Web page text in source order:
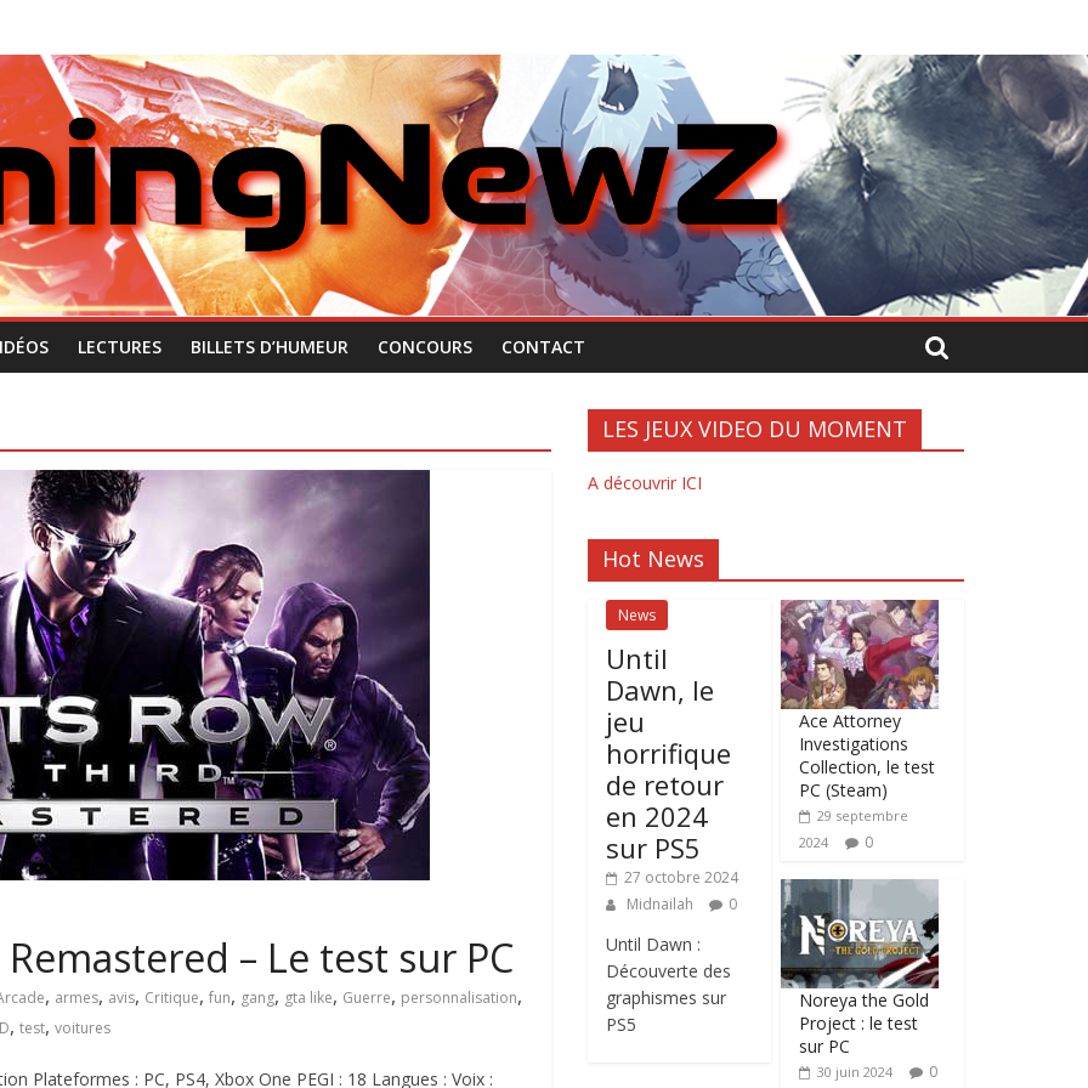
LECTURES BILLETS D’HUMEUR CONCOURS CONTACT
– Le test sur PC
, armes, avis, Critique, fun, gang, gta like, Guerre, personnalisation,
, test, voitures
Plateformes : PC, PS4, Xbox One PEGI : 18 Langues : Voix :
LES JEUX VIDEO DU MOMENT
A découvrir ICI
Hot News
News
Until
Dawn, le
jeu
horrifique
de retour
en 2024
sur PS5
27 octobre 2024
Midnailah
0
Until Dawn :
Découverte des
graphismes sur
PS5
Ace Attorney
Investigations
Collection, le test
PC (Steam)
29 septembre
2024
0
Noreya the Gold
Project : le test
sur PC
30 juin 2024 0